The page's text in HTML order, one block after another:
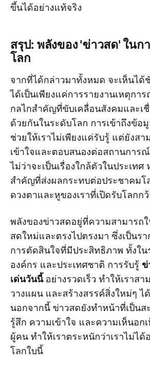
ขึ้นได้อย่างแท้จริง
สรุป: พลังของ 'ข่าวสด' ในก
โลก
จากที่ได้กล่าวมาทั้งหมด จะเห็นได้
ได้เป็นเพียงแค่การรายงานเหตุกา
กลไกสำคัญที่ขับเคลื่อนสังคมและเ
ด้วยกันในระดับโลก การเข้าถึงข้อ
ช่วยให้เราไม่เพียงแค่รับรู้ แต่ยังส
เข้าใจและตอบสนองต่อสถานการ
ไม่ว่าจะเป็นเรื่องใกล้ตัวในประเท
สำคัญที่ส่งผลกระทบต่อประชาคมโ
ดวงตาและหูของเราที่เปิดรับโลกกว้
พลังของข่าวสดอยู่ที่ความสามารถ
สดใหม่และตรงไปตรงมา ซึ่งเป็นร
การตัดสินใจที่มีประสิทธิภาพ ทั้งใ
องค์กร และประเทศชาติ การรับรู้ ข่
เด่นวันนี้อย่างรวดเร็ว ทำให้เราสา
วางแผน และสร้างสรรค์สิ่งใหม่ๆ ไ
นอกจากนี้ ข่าวสดยังทำหน้าที่เป็นส
รู้สึก ความเข้าใจ และความเห็นอก
ผู้คน ทำให้เราตระหนักว่าเราไม่ได้
โลกใบนี้